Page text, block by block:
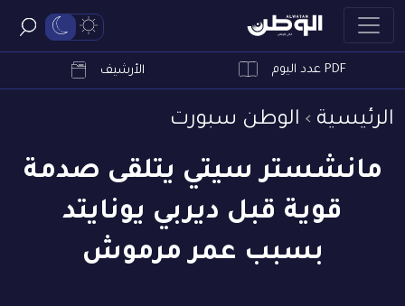
PDF عدد اليوم الأرشيف
الرئيسية الوطن سبورت
مانشستر سيتي يتلقى صدمة
قوية قبل ديربي يونايتد
بسبب عمر مرموش